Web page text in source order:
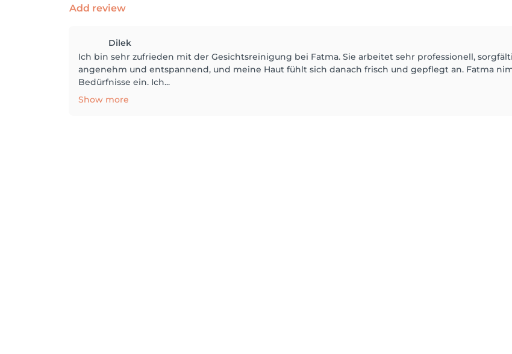
Add review
Dilek
Ich bin sehr zufrieden mit der Gesichtsreinigung bei Fatma. Sie arbeitet sehr professionell,
angenehm und entspannend, und meine Haut fühlt sich danach frisch und gepflegt an. Fatma
Bedürfnisse ein. Ich...
Show more